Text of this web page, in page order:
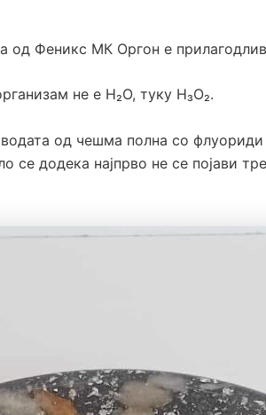
од Феникс МК Оргон е
не е H₂O, туку H₃O₂.
од чешма полна со
се додека најпрво не се појави